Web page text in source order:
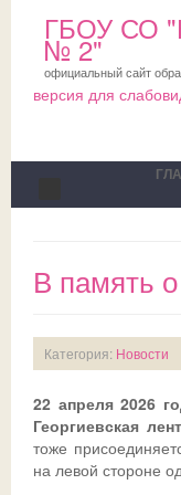
ГБОУ СО
№ 2"
официальный сайт
версия для
Школа
Новости
Официально
СМИ о нас
Планы
Актуально
Коллектив
Документы на
Рекомендации
Медблок
Обучающимся
Трудовой отряд
Родителям
В память
Категория: Новости
22 апреля 2026
Георгиевская
тоже
на левой стороне